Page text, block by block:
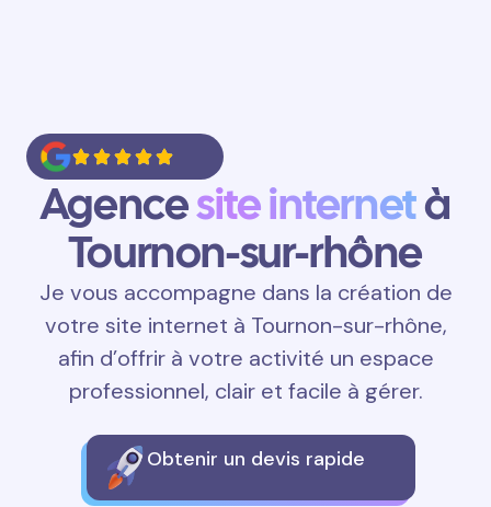
Agencesite internetà
Tournon-sur-rhône
Je vous accompagne dans la création de
votre site internet à Tournon-sur-rhône,
afin d’offrir à votre activité un espace
professionnel, clair et facile à gérer.
Obtenir un devis rapide